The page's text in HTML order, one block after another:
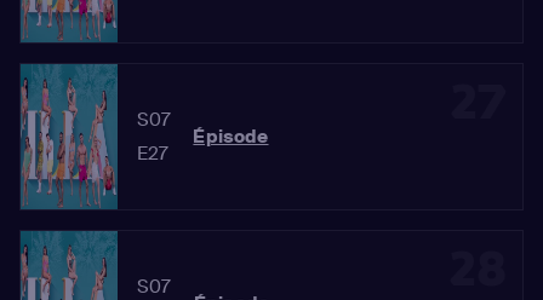
S07
E27
Épisode
S07